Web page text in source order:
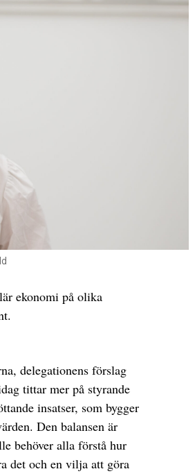
ekonomi på olika
delegationens förslag
tittar mer på styrande
insatser, som bygger
Den balansen är
behöver alla förstå hur
det och en vilja att göra